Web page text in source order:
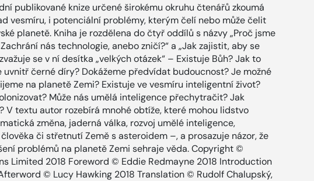
publikované knize určené širokému okruhu čtenářů zkoumá
vesmíru, i potenciální problémy, kterým čelí nebo může čelit
planetě. Kniha je rozdělena do čtyř oddílů s názvy „Proč jsme
nás technologie, anebo zničí?“ a „Jak zajistit, aby se
se v ní desítka „velkých otázek“ – Existuje Bůh? Jak to
uvnitř černé díry? Dokážeme předvídat budoucnost? Je možné
na planetě Zemi? Existuje ve vesmíru inteligentní život?
Může nás umělá inteligence přechytračit? Jak
V textu autor rozebírá mnohé obtíže, které mohou lidstvo
změna, jaderná válka, rozvoj umělé inteligence,
či střetnutí Země s asteroidem –, a prosazuje názor, že
problémů na planetě Zemi sehraje věda. Copyright ©
Limited 2018 Foreword © Eddie Redmayne 2018 Introduction
© Lucy Hawking 2018 Translation © Rudolf Chalupský,